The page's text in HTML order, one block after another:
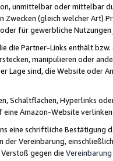
unmittelbar oder mittelbar
(gleich welcher Art)
für gewerbliche
die Partner-Links enthält
manipulieren oder
Lage sind, die Website oder
Schaltflächen, Hyperlinks
eine Amazon-Website
eine schriftliche
der Vereinbarung,
gegen die Vereinbarung